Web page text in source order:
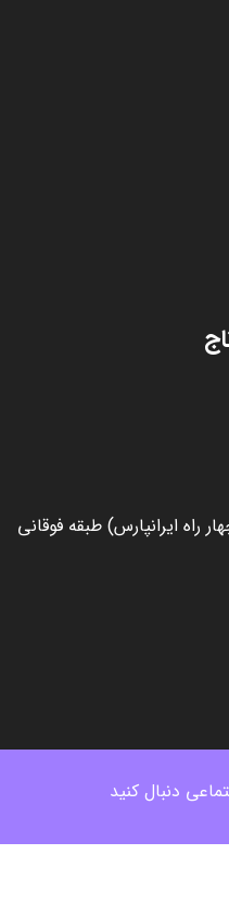
راه ایرانپارس) طبقه فوقانی
دنبال کنید